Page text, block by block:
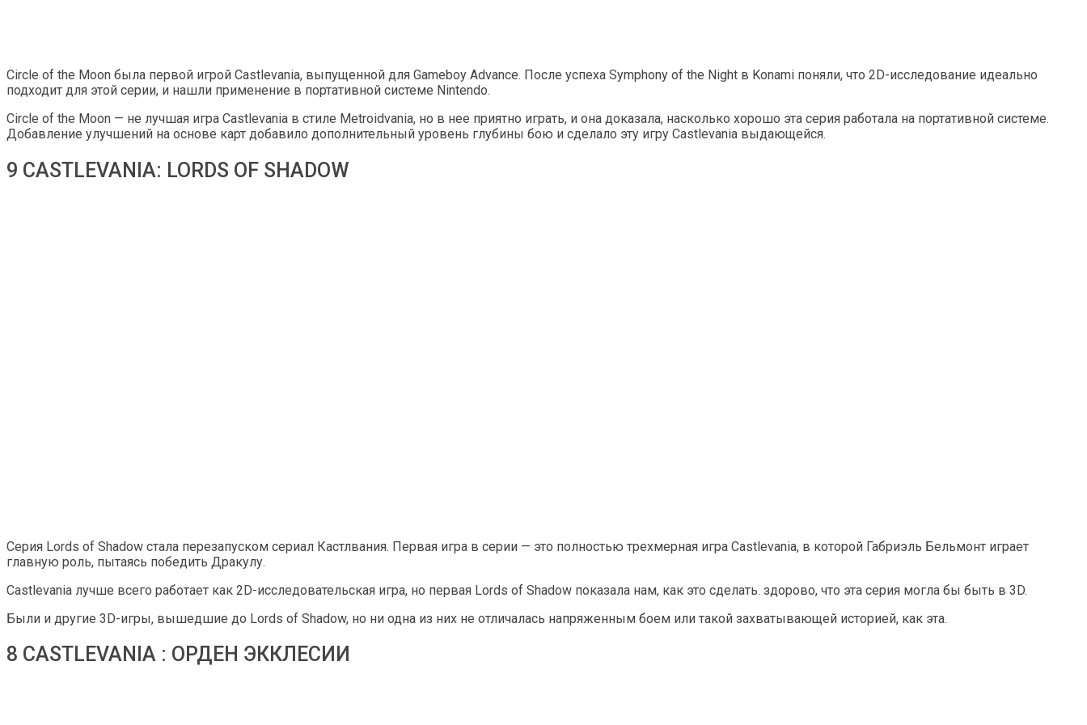
Circle of the Moon была первой игрой Castlevania, выпущенной для Gameboy Advance. После успеха Symphony of the Night в Konami поняли, что 2D-исследование идеально
подходит для этой серии, и нашли применение в портативной системе Nintendo.
Circle of the Moon — не лучшая игра Castlevania в стиле Metroidvania, но в нее приятно играть, и она доказала, насколько хорошо эта серия работала на портативной системе.
Добавление улучшений на основе карт добавило дополнительный уровень глубины бою и сделало эту игру Castlevania выдающейся.
9 CASTLEVANIA: LORDS OF SHADOW
Серия Lords of Shadow стала перезапуском сериал Кастлвания. Первая игра в серии — это полностью трехмерная игра Castlevania, в которой Габриэль Бельмонт играет
главную роль, пытаясь победить Дракулу.
Castlevania лучше всего работает как 2D-исследовательская игра, но первая Lords of Shadow показала нам, как это сделать. здорово, что эта серия могла бы быть в 3D.
Были и другие 3D-игры, вышедшие до Lords of Shadow, но ни одна из них не отличалась напряженным боем или такой захватывающей историей, как эта.
8 CASTLEVANIA : ОРДЕН ЭККЛЕСИИ